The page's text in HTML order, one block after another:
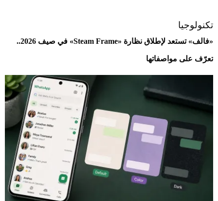
تكنولوجيا
«فالف» تستعد لإطلاق نظارة «Steam Frame» في صيف 2026..
تعرّف على مواصفاتها